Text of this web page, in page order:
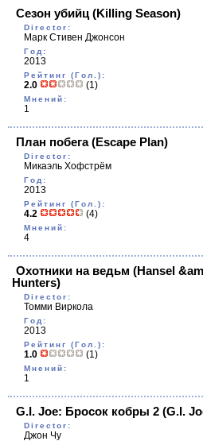
Сезон убийц (Killing Season)
Director:
Марк Стивен Джонсон
Год:
2013
Рейтинг (Гол.):
2.0 (1)
Мнений:
1
План побега(Escape Plan)
Director:
Микаэль Хофстрём
Год:
2013
Рейтинг (Гол.):
4.2 (4)
Мнений:
4
Охотники на ведьм (Hansel
Hunters)
Director:
Томми Виркола
Год:
2013
Рейтинг (Гол.):
1.0 (1)
Мнений:
1
G.I. Joe: Бросок кобры 2 (G.I.
Director:
Джон Чу